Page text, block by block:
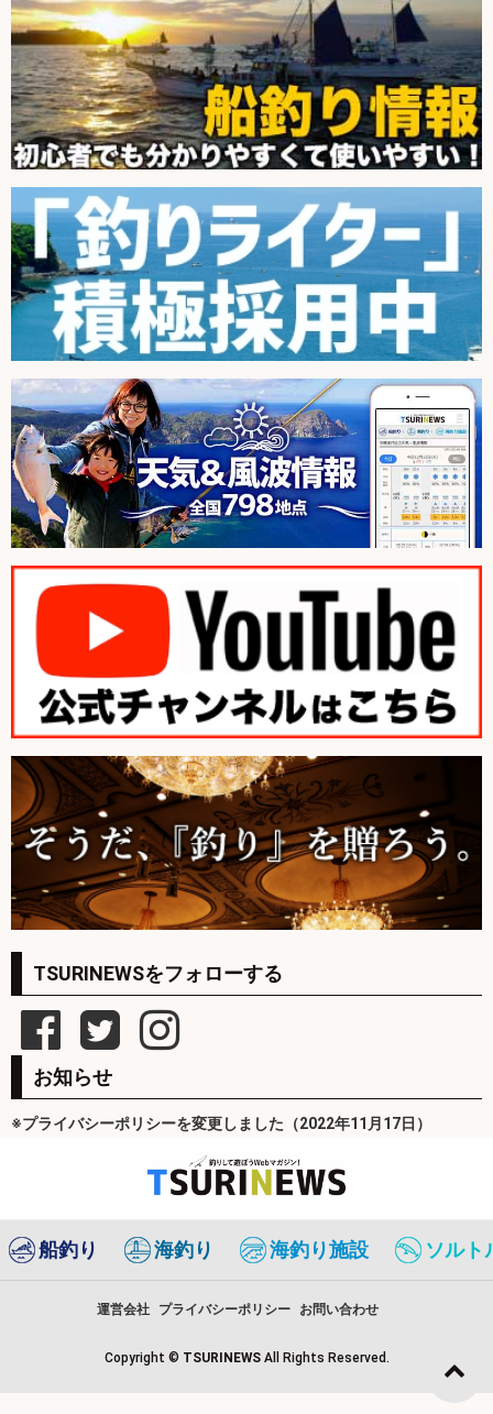
TSURINEWSをフォローする
お知らせ
※プライバシーポリシーを変更しました（2022年11月17日）
船釣り 海釣り 海釣り施設 ソルト
運営会社 プライバシーポリシー お問い合わせ
Copyright © TSURINEWS All Rights Reserved.